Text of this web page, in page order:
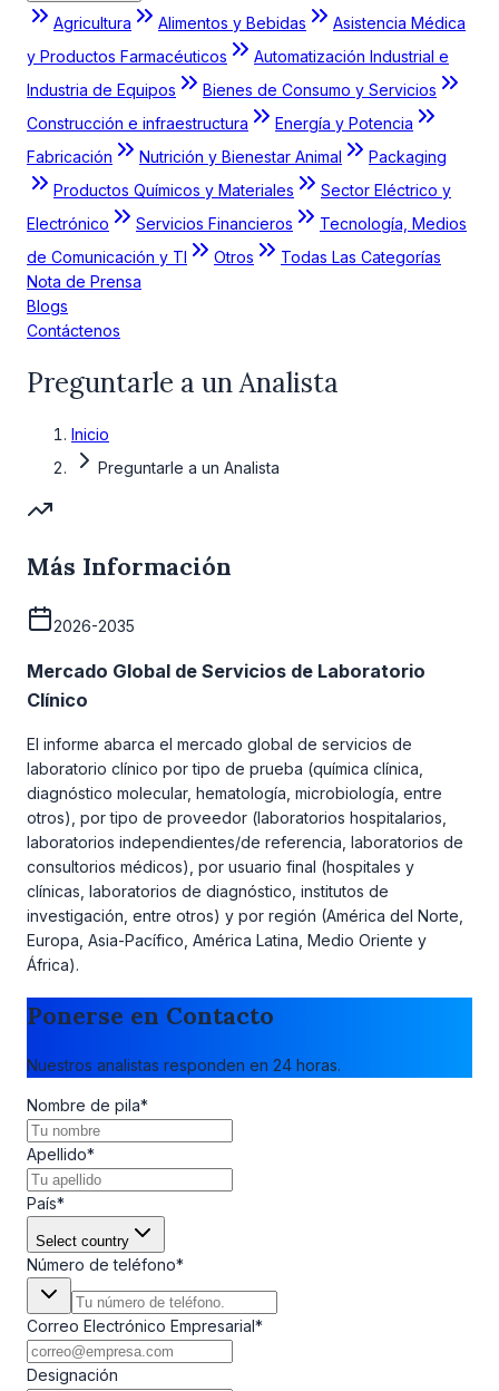
Agricultura Alimentos y Bebidas
Asistencia Médica
y Productos Farmacéuticos
Automatización Industrial e
Industria de Equipos
Bienes de Consumo y Servicios
Construcción e infraestructura
Energía y Potencia
Fabricación
Nutrición y Bienestar Animal
Packaging
Productos Químicos y Materiales
Sector Eléctrico y
Electrónico
Servicios Financieros
Tecnología, Medios
de Comunicación y TI
Otros
Todas Las Categorías
Nota de Prensa
Blogs
Contáctenos
Preguntarle a un Analista
Inicio
Preguntarle a un Analista
Más Información
2026-2035
Mercado Global de Servicios de Laboratorio
Clínico
El informe abarca el mercado global de servicios de
laboratorio clínico por tipo de prueba (química clínica,
diagnóstico molecular, hematología, microbiología, entre
otros), por tipo de proveedor (laboratorios hospitalarios,
laboratorios independientes/de referencia, laboratorios de
consultorios médicos), por usuario final (hospitales y
clínicas, laboratorios de diagnóstico, institutos de
investigación, entre otros) y por región (América del Norte,
Europa, Asia-Pacífico, América Latina, Medio Oriente y
África).
Ponerse en Contacto
Nuestros analistas responden en 24 horas.
Nombre de pila*
Apellido*
País*
Select country
Número de teléfono*
Correo Electrónico Empresarial*
Designación